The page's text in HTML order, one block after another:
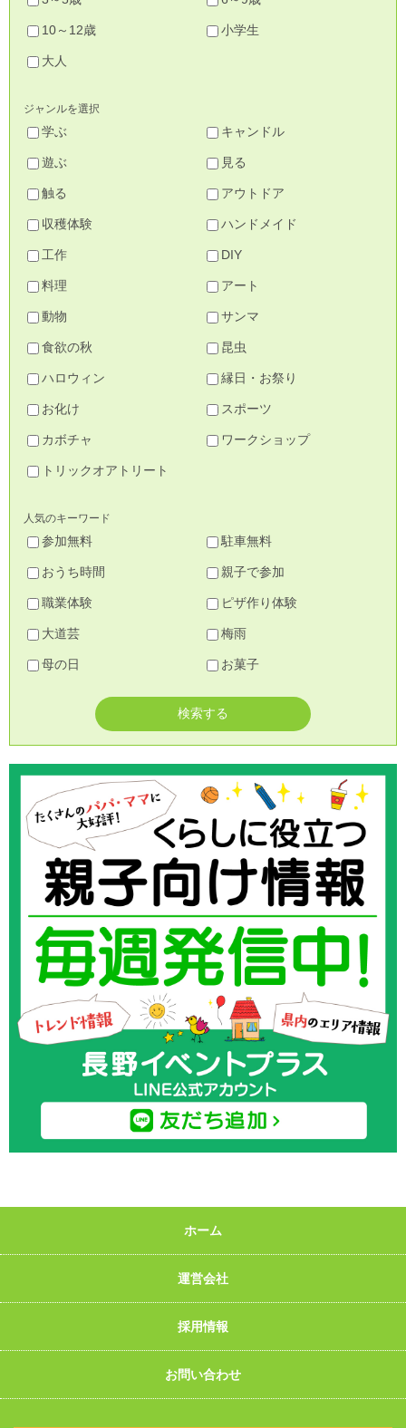
10～12歳 小学生
大人
ジャンルを選択
学ぶ キャンドル
遊ぶ 見る
触る アウトドア
収穫体験 ハンドメイド
工作 DIY
料理 アート
動物 サンマ
食欲の秋 昆虫
ハロウィン 縁日・お祭り
お化け スポーツ
カボチャ ワークショップ
トリックオアトリート
人気のキーワード
参加無料 駐車無料
おうち時間 親子で参加
職業体験 ピザ作り体験
大道芸 梅雨
母の日 お菓子
ホーム
運営会社
採用情報
お問い合わせ